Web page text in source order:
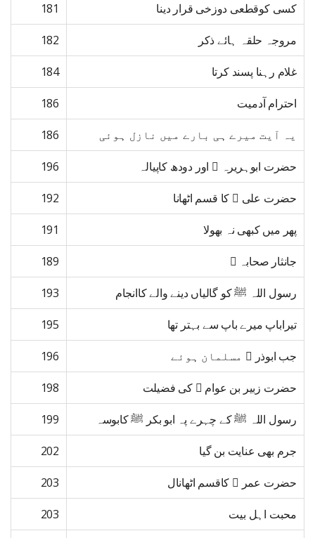
کسی کوقطعی دوزخی قرار دینا 181
مروجہ حلقہ ہائے ذکر 182
غلام رہنا پسند کرتا 184
احترام آدمیت 186
یہ آیت میرے ہی بارے میں نازل ہوئی 186
حضرت ابوہریرہ ﷜ اور دودھ کاپیالہ 196
حضرت علی ﷜ کا قسم اٹھانا 192
پھر میں کبھی نہ بھولا 191
جانثار صحابہ ﷢ 189
رسول اللہ ﷺ کو گالیاں دینے والے کاانجام 193
تیراباپ میرے باپ سے بہتر تھا 195
جب ابوذر ﷜ مسلمان ہوئے 196
حضرت زبیر بن عوام ﷜ کی فضیلت 198
رسول اللہ ﷺ کے چہرے پہ ابو بکر ﷺ کابوسہ 199
جرم بھی عنایت بن گیا 202
حضرت عمر ﷜ کاقسم اٹھانال 203
محبت اہل بیت 203